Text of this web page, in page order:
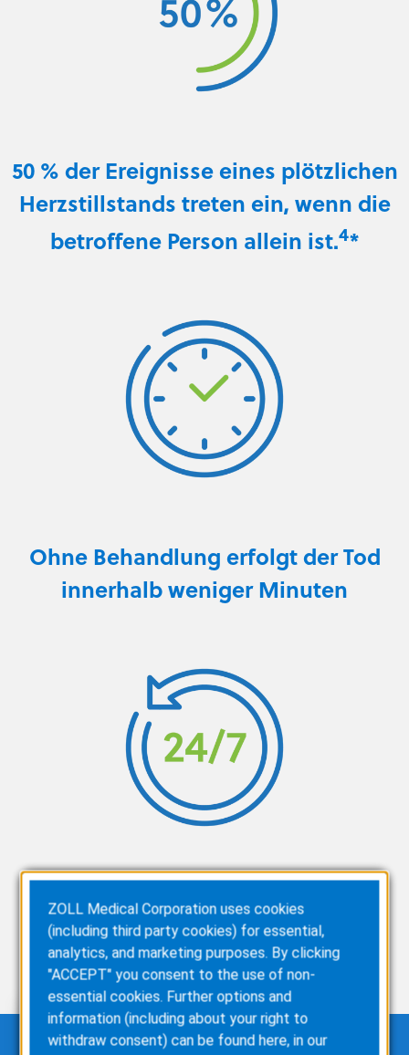
50 % der Ereignisse eines plötzlichen
Herzstillstands treten ein, wenn die
betroffene Person allein ist.4*
Ohne Behandlung erfolgt der Tod
innerhalb weniger Minuten
Tragen Sie die LifeVest
Defibrillatorweste stets – auch
während Sie schlafen
ZOLL Medical Corporation uses cookies
(including third party cookies) for essential,
analytics, and marketing purposes. By clicking
"ACCEPT" you consent to the use of non-
essential cookies. Further options and
information (including about your right to
withdraw consent) can be found here, in our